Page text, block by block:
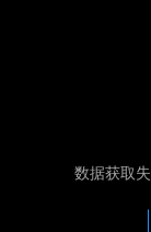
数据获取